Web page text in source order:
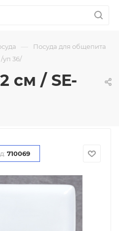
— Посуда для общепита
уп 36/
см / SE-
710069